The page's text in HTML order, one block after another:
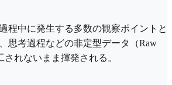
程中に発生する多数の観察ポイントと
思考過程などの非定型データ（Raw
されないまま揮発される。